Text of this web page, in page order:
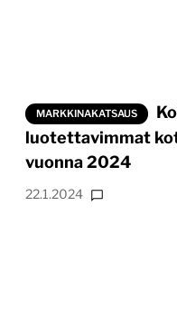
MARKKINAKATSAUS
luotettavimmat
vuonna 2024
22.1.2024